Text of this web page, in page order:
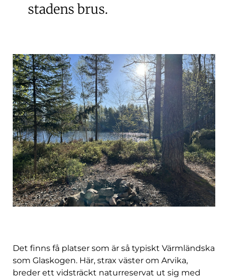
stadens brus.
Det finns få platser som är så typiskt Värmländska
som Glaskogen. Här, strax väster om Arvika,
breder ett vidsträckt naturreservat ut sig med